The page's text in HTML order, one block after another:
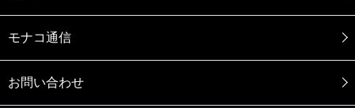
モナコ通信
お問い合わせ